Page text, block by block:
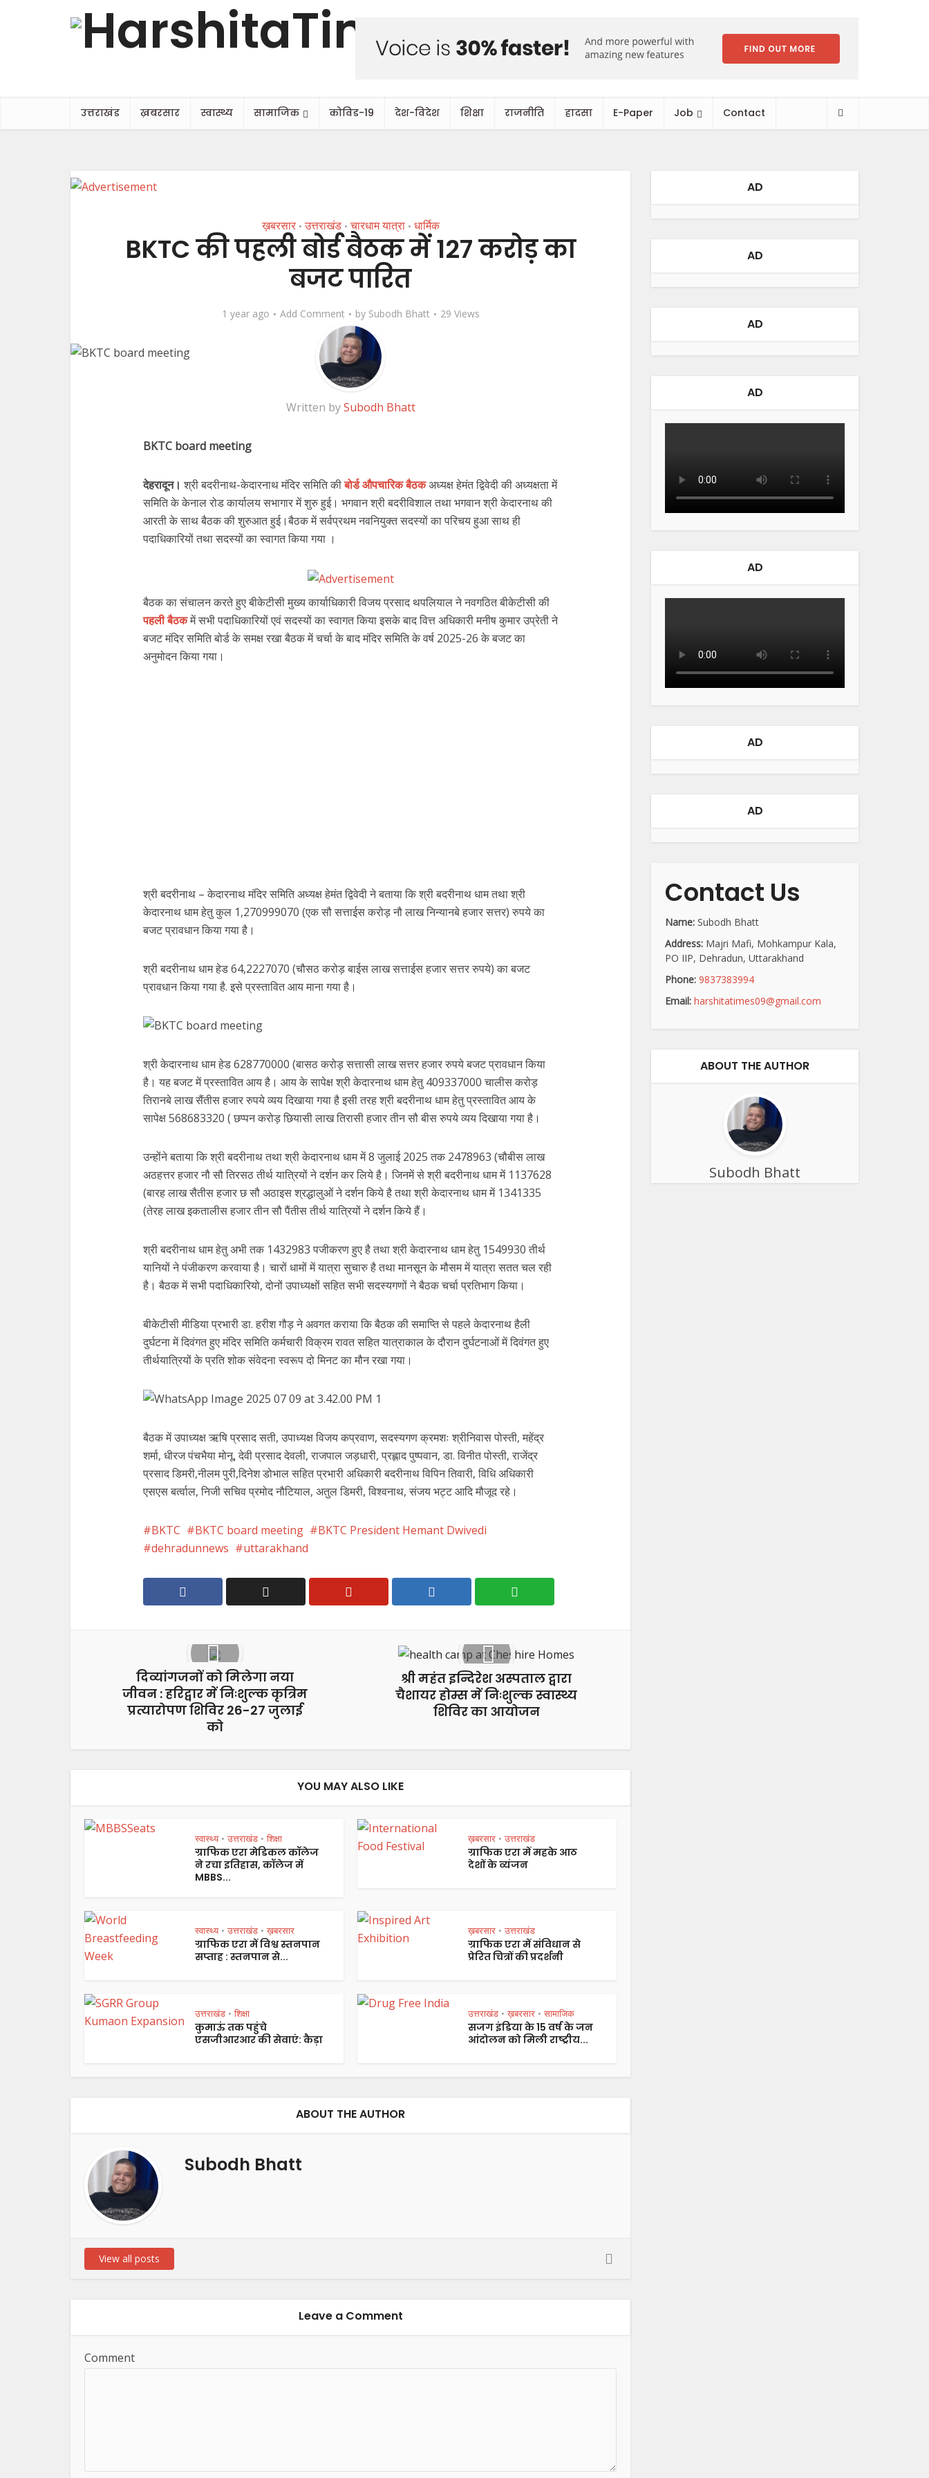
उत्तराखंड ख़बरसार स्वास्थ्य सामाजिक कोविड-19 देश-विदेश शिक्षा राजनीति हादसा E-Paper Job Contact
ख़बरसार • उत्तराखंड • चारधाम यात्रा • धार्मिक
BKTC की पहली बोर्ड बैठक में 127 करोड़ का
बजट पारित
1 year ago Add Comment by Subodh Bhatt 29 Views
Written bySubodh Bhatt
BKTC board meeting
देहरादून। श्री बदरीनाथ-केदारनाथ मंदिर समिति कीबोर्ड औपचारिक बैठकअध्यक्ष हेमंत द्विवेदी की अध्यक्षता में
समिति के केनाल रोड कार्यालय सभागार में शुरु हुई। भगवान श्री बदरीविशाल तथा भगवान श्री केदारनाथ की
आरती के साथ बैठक की शुरुआत हुई।बैठक में सर्वप्रथम नवनियुक्त सदस्यों का परिचय हुआ साथ ही
पदाधिकारियों तथा सदस्यों का स्वागत किया गया ।
बैठक का संचालन करते हुए बीकेटीसी मुख्य कार्याधिकारी विजय प्रसाद थपलियाल ने नवगठित बीकेटीसी की
पहली बैठकमें सभी पदाधिकारियों एवं सदस्यों का स्वागत किया इसके बाद वित्त अधिकारी मनीष कुमार उप्रेती ने
बजट मंदिर समिति बोर्ड के समक्ष रखा बैठक में चर्चा के बाद मंदिर समिति के वर्ष 2025-26 के बजट का
अनुमोदन किया गया।‌
श्री बदरीनाथ – केदारनाथ मंदिर समिति अध्यक्ष हेमंत द्विवेदी ने बताया कि श्री बदरीनाथ धाम तथा श्री
केदारनाथ धाम हेतु कुल 1,270999070 (एक सौ सत्ताईस करोड़ नौ लाख निन्यानबे हजार सत्तर) रुपये का
बजट प्रावधान किया गया है।
श्री बदरीनाथ धाम हेड 64,2227070 (चौसठ करोड़ बाईस लाख सत्ताईस हजार सत्तर रुपये) का बजट
प्रावधान किया गया है. इसे प्रस्तावित आय माना गया है।
श्री केदारनाथ धाम हेड 628770000 (बासठ करोड़ सत्तासी लाख सत्तर हजार रुपये बजट प्राव‌धान किया
है। यह बजट में प्रस्तावित आय है। आय के सापेक्ष श्री केदारनाथ धाम हेतु 409337000 चालीस करोड़
तिरानबे लाख सैंतीस हजार रुपये व्यय दिखाया गया है इसी तरह श्री बदरीनाथ धाम हेतु प्रस्तावित आय के
सापेक्ष 568683320 ( छप्पन करोड़ छियासी लाख तिरासी हजार तीन सौ बीस रुपये व्यय दिखाया गया है।
उन्होंने बताया कि श्री बदरीनाथ तथा श्री केदारनाथ धाम में 8 जुलाई 2025 तक 2478963 (चौबीस लाख
अठहत्तर हजार नौ सौ तिरसठ तीर्थ यात्रियों ने दर्शन कर लिये है। जिनमें से श्री बदरीनाथ धाम में 1137628
(बारह लाख सैतीस हजार छ सौ अठाइस श्रद्धालुओं ने दर्शन किये है तथा श्री केदारनाथ धाम में 1341335
(तेरह लाख इकतालीस हजार तीन सौ पैंतीस तीर्थ यात्रियों ने दर्शन किये हैं।
श्री बदरीनाथ धाम हेतु अभी तक 1432983 पजीकरण हुए है तथा श्री केदारनाथ धाम हेतु 1549930 तीर्थ
यानियों ने पंजीकरण करवाया है। चारों धामों में यात्रा सुचारु है तथा मानसून के मौसम में यात्रा सतत चल रही
है। बैठक में सभी पदाधिकारियो, दोनों उपाध्यक्षों सहित सभी सदस्यगणों ने बैठक चर्चा प्रतिभाग किया।
बीकेटीसी मीडिया प्रभारी डा. हरीश गौड़ ने अवगत कराया कि बैठक की समाप्ति से पहले केदारनाथ हैली
दुर्घटना में दिवंगत हुए मंदिर समिति कर्मचारी विक्रम रावत सहित यात्राकाल के दौरान दुर्घटनाओं में दिवंगत हुए
तीर्थयात्रियों के प्रति शोक संवेदना स्वरूप दो मिनट का मौन रखा गया।
बैठक में उपाध्यक्ष ऋषि प्रसाद सती, उपाध्यक्ष विजय कप्रवाण, सदस्यगण क्रमशः श्रीनिवास पोस्ती, महेंद्र
शर्मा, धीरज पंचभैया मोनू, देवी प्रसाद देवली, राजपाल जड़धारी, प्रह्लाद पुष्पवान, डा. विनीत पोस्ती, राजेंद्र
प्रसाद डिमरी,नीलम पुरी,दिनेश डोभाल सहित प्रभारी अधिकारी बदरीनाथ विपिन तिवारी, विधि अधिकारी
एसएस बर्त्वाल, निजी सचिव प्रमोद नौटियाल, अतुल डिमरी, विश्वनाथ, संजय भट्ट आदि मौजूद रहे।
BKTC BKTC board meeting
BKTC President Hemant Dwivedi
dehradunnews
uttarakhand
दिव्यांगजनों को मिलेगा नया
जीवन : हरिद्वार में निःशुल्क कृत्रिम
प्रत्यारोपण शिविर 26-27 जुलाई
को
श्री महंत इन्दिरेश अस्पताल द्वारा
चैशायर होम्स में निःशुल्क स्वास्थ्य
शिविर का आयोजन
YOU MAY ALSO LIKE
स्वास्थ्य • उत्तराखंड • शिक्षा
ग्राफिक एरा मेडिकल कॉलेज
ने रचा इतिहास, कॉलेज में
MBBS...
ख़बरसार • उत्तराखंड
ग्राफिक एरा में महके आठ
देशों के व्यंजन
स्वास्थ्य • उत्तराखंड • ख़बरसार
ग्राफिक एरा में विश्व स्तनपान
सप्ताह : स्तनपान से...
ख़बरसार • उत्तराखंड
ग्राफिक एरा में संविधान से
प्रेरित चित्रों की प्रदर्शनी
उत्तराखंड • शिक्षा
कुमाऊं तक पहुंचे
एसजीआरआर की सेवाएं: कैड़ा
उत्तराखंड • ख़बरसार • सामाजिक
सजग इंडिया के 15 वर्ष के जन
आंदोलन को मिली राष्ट्रीय...
ABOUT THE AUTHOR
Subodh Bhatt
View all posts
Leave a Comment
Comment
AD
AD
AD
AD
AD
AD
AD
Contact Us
Name: Subodh Bhatt
Address: Majri Mafi, Mohkampur Kala,
PO IIP, Dehradun, Uttarakhand
Phone: 9837383994
Email: harshitatimes09@gmail.com
ABOUT THE AUTHOR
Subodh Bhatt